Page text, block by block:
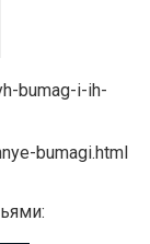
bumag-i-ih-
bumagi.html